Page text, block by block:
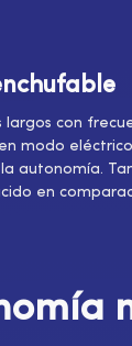
largos con
modo
autonomía.
en